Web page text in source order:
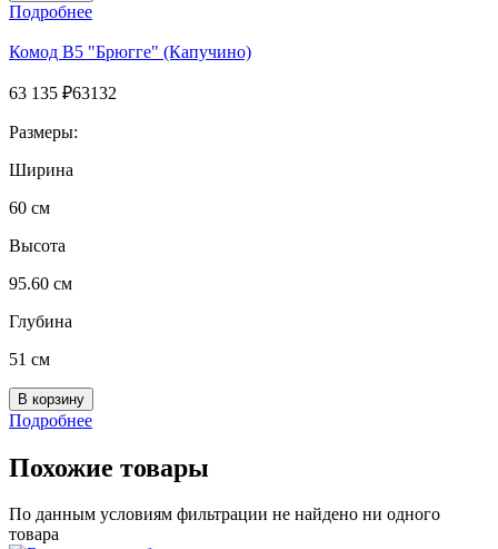
Подробнее
Комод B5 "Брюгге" (Капучино)
63 135 ₽63132
Размеры:
Ширина
60 см
Высота
95.60 см
Глубина
51 см
Подробнее
Похожие товары
По данным условиям фильтрации не найдено ни одного
товара